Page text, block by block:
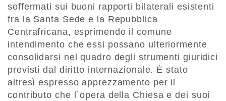
soffermati sui buoni rapporti bilaterali esistenti
fra la Santa Sede e la Repubblica
Centrafricana, esprimendo il comune
intendimento che essi possano ulteriormente
consolidarsi nel quadro degli strumenti giuridici
previsti dal diritto internazionale. È stato
altresì espresso apprezzamento per il
contributo che l`opera della Chiesa e dei suoi